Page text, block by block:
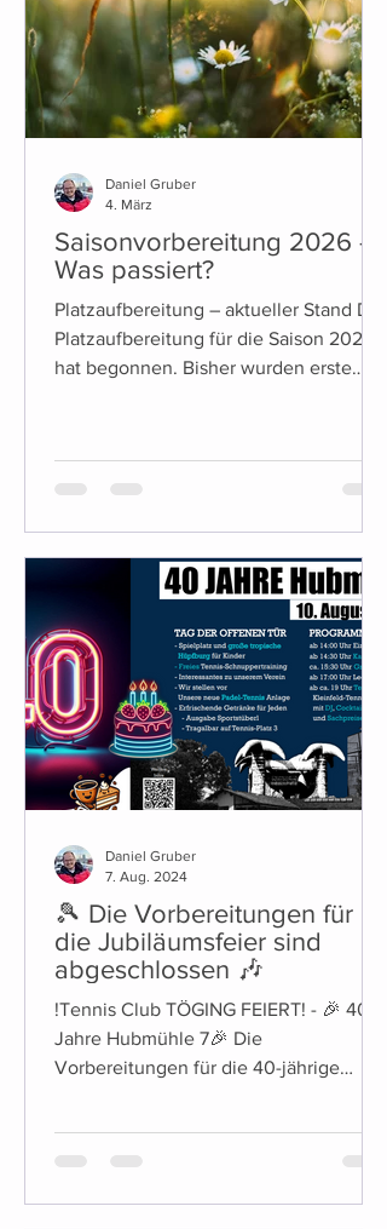
Saisonvorbereitung 2026 -
Was passiert?
Platzaufbereitung – aktueller Stand Die
Platzaufbereitung für die Saison 2026
hat begonnen. Bisher wurden erste
diese Saison stehen einige konkrete
Änderungen an: Es kommt ein neuer
Getränkeautomat. Alkoholische
Getränke sind dabei mit Kinder- und
Jugendsicherung ausgestatte
Daniel Gruber
4. März
🎾 Die Vorbereitungen für
die Jubiläumsfeier sind
abgeschlossen 🎶
!Tennis Club TÖGING FEIERT! - 🎉 40
Jahre Hubmühle 7🎉 Die
Vorbereitungen für die 40-jährige
Daniel Gruber
7. Aug. 2024